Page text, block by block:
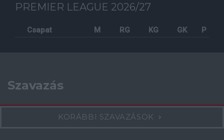
PREMIER LEAGUE 2026/27
Csapat M RG KG GK P
Szavazás
KORÁBBI SZAVAZÁSOK